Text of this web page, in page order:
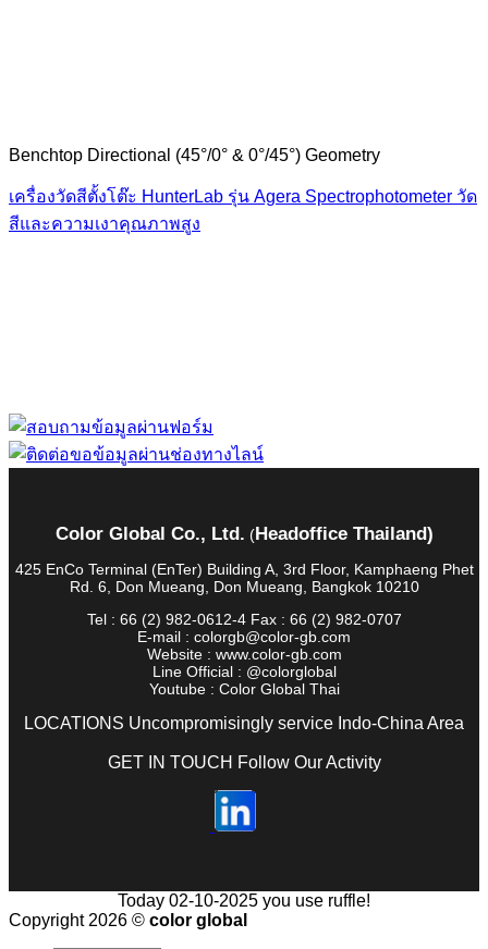
Benchtop Directional (45°/0° & 0°/45°) Geometry
เครื่องวัดสีตั้งโต๊ะ HunterLab รุ่น Agera Spectrophotometer วัด
สีและความเงาคุณภาพสูง
Color Global Co., Ltd. (Headoffice Thailand)
425 EnCo Terminal (EnTer) Building A, 3rd Floor, Kamphaeng Phet
Rd. 6, Don Mueang, Don Mueang, Bangkok 10210
Tel : 66 (2) 982-0612-4 Fax : 66 (2) 982-0707
E-mail : colorgb@color-gb.com
Website : www.color-gb.com
Line Official : @colorglobal
Youtube : Color Global Thai
LOCATIONS Uncompromisingly service Indo-China Area
GET IN TOUCH Follow Our Activity
Today 02-10-2025 you use ruffle!
Copyright 2026 © color global